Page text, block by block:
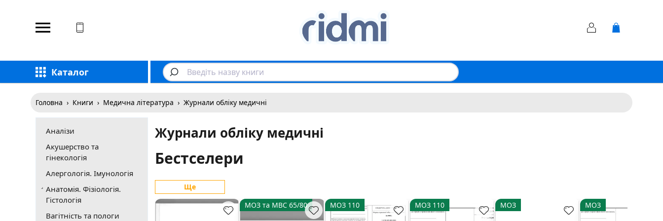
Каталог
Головна › Книги › Медична література › Журнали обліку медичні
Аналізи
Акушерство та
гінекологія
Алергологія. Імунологія
Анатомія. Фізіологія.
Гістологія
Вагітність та пологи
Журнали обліку медичні
Бестселери
Ще
МОЗ та МВС 65/80​​​ МОЗ 110 МОЗ 110 МОЗ МОЗ